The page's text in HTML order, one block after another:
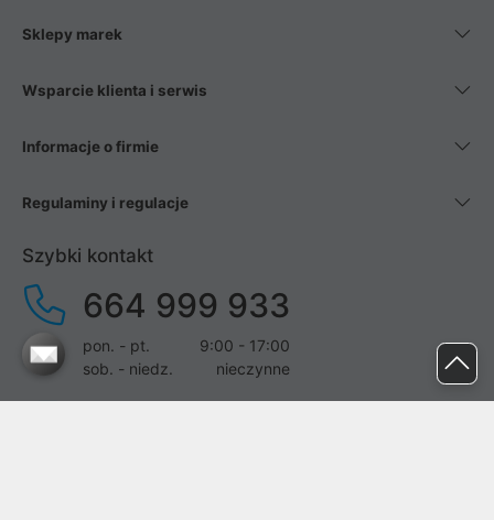
Sklepy marek
Wsparcie klienta i serwis
Informacje o firmie
Regulaminy i regulacje
Szybki kontakt
664 999 933
pon. - pt.
9:00 - 17:00
sob. - niedz.
nieczynne